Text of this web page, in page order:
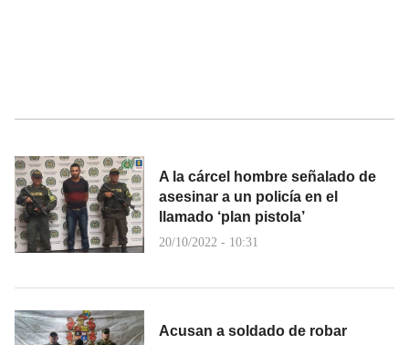
A la cárcel hombre señalado de
asesinar a un policía en el
llamado ‘plan pistola’
20/10/2022 - 10:31
Acusan a soldado de robar